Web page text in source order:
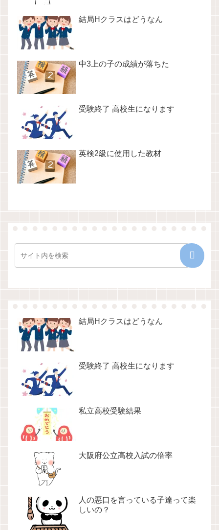
結局Hクラスはどうなん
中3上の子の成績が落ちた
受験終了 高校生になります
英検2級に使用した教材
結局Hクラスはどうなん
受験終了 高校生になります
私立高校受験結果
大阪府公立高校入試の倍率
人の悪口を言っている子達って楽
しいの？